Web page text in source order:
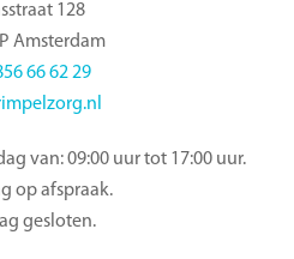
128
Amsterdam
66 62 29
van: 09:00 uur tot 17:00 uur.
op afspraak.
gesloten.